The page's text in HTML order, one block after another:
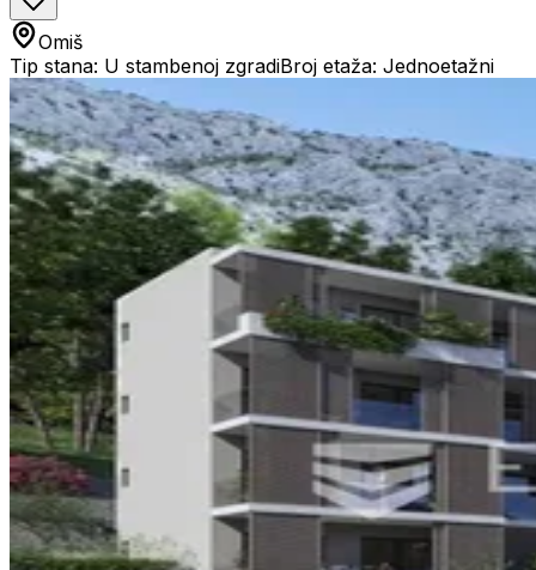
Omiš
Tip stana: U stambenoj zgradiBroj etaža: Jednoetažni